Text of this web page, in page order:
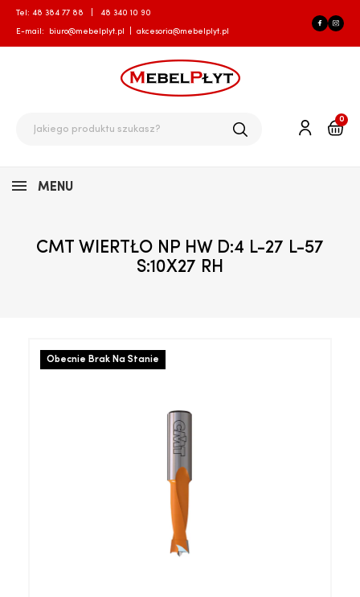
Tel: 48 384 77 88 48 340 10 90
E-mail: biuro@mebelplyt.pl akcesoria@mebelplyt.pl
0
MENU
CMT WIERTŁO NP HW D:4 L-27 L-57
S:10X27 RH
Obecnie Brak Na Stanie